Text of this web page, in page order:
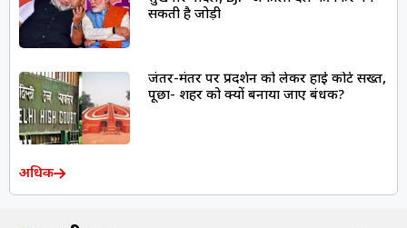
सकती है जोड़ी
जंतर-मंतर पर प्रदर्शन को लेकर हाई कोर्ट सख्त,
पूछा- शहर को क्यों बनाया जाए बंधक?
अधिक